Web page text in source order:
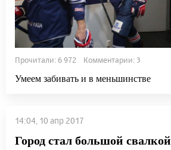
Прочитали: 6 972 Комментарии: 3
Умеем забивать и в меньшинстве
14:04, 10 апр 2017
Город стал большой свалкой